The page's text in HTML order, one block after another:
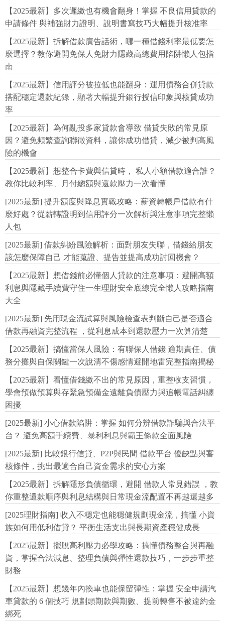
【2025最新】多次遲繳也有機會翻身！掌握 不良信用貸款的
申請條件 與補強財力證明、說明書寫技巧大幅提升核准率
【2025最新】拆解借款廣告話術，哪一種借錢利率最低要怎
麼選擇？教你避開免保人免財力隱藏高總費用陷阱懶人包指
南
【2025最新】信用評分被拉低也能翻身：運用債務合併貸款
搭配穩定還款紀錄，顯著大幅提升銀行授信印象與核貸成功
率
【2025最新】為何亂投多家貸款會導致 借貸失敗的常見原
因？避免頻繁查詢聯徵資料，讓你成功借貸，減少被判高風
險的機會
【2025最新】想整合卡費與信貸時， 私人小額借款適合誰？
教你比較利率、月付總額與還款壓力一次看懂
[2025最新] 提升額度與降息實戰攻略：薪資轉帳戶借款有什
麼好處？從薪轉證明到信用評分一次解析與注意事項完整懶
人包
[2025最新] 借款糾紛風險解析：面對朋友失聯，借錢給朋友
該怎麼保障自己 才能蒐證、提告並提高成功討回機會？
【2025最新】想借錢前必懂個人貸款的注意事項：避開高額
利息與隱藏手續費守住一生理財安全底線完全懶人攻略指南
大全
[2025最新] 先用現金流試算與風險檢查表判斷自己是否適合
借款再融資完整流程 ，從利息成本到還款壓力一次算清楚
【2025最新】搞懂當保人風險：有聯保人借錢 逾期責任、債
務分攤與自保關鍵一次說清不傷感情避開地雷完整指南揭秘
【2025最新】看懂借錢繳不出的常見原因，重整收支習慣，
學會預做預算與存緊急預備金遠離負債壓力與追帳電話糾纏
困擾
[2025最新] 小心借款陷阱：掌握 如何分辨借款詐騙與合法平
台？ 避免高額手續費、暴利利息與霸王條款全面風險
[2025最新] 比較銀行信貸、P2P與民間 借款平台 優缺點與審
核條件，挑出最適合自己資金需求的安心方案
【2025最新】拆解隱形負債循環，避開 借款人常見錯誤 ，教
你重整還款順序與利息結構與日常現金流配置不再越還越多
[2025理財指南] 收入不穩定也能穩健規劃現金流，搞懂 小資
族如何用低利借貸？ 平衡生活支出與長期資產穩健成長
【2025最新】擺脫高利壓力必學攻略：搞懂債務整合與再融
資，掌握合法減息、整理負債與彈性還款技巧，一步步重整
財務
【2025最新】想幾年內換車也能保留彈性：掌握 安全申請汽
車貸款的 6 個技巧 規劃頭期款與期數、提前轉售不被違約金
綁死